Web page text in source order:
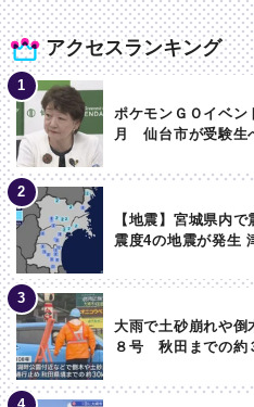
アクセスランキング
ポケモンＧＯイベン
月 仙台市が受験生
【地震】宮城県内
震度4の地震が発生
大雨で土砂崩れや
８号 秋田までの約